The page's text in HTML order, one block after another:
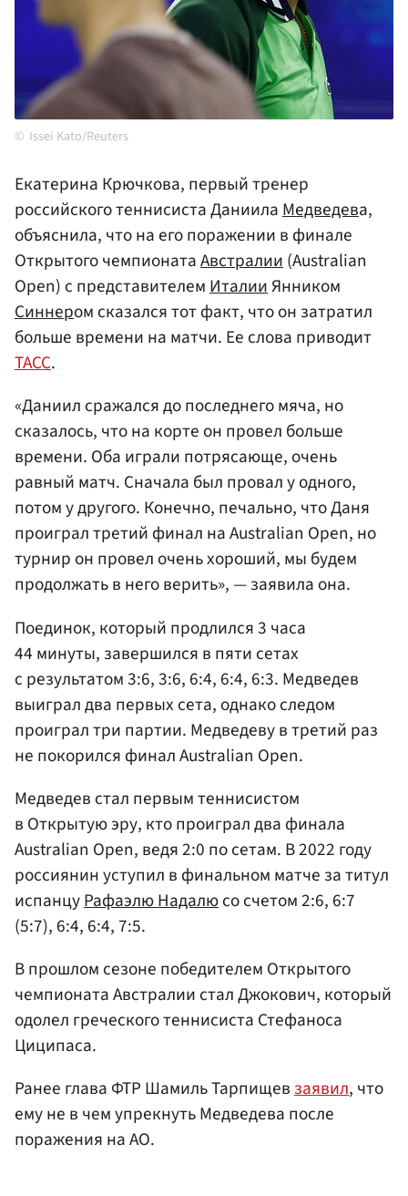
Issei Kato/Reuters
Екатерина Крючкова, первый тренер
российского теннисиста ДаниилаМедведева,
объяснила, что на его поражении в финале
Открытого чемпионатаАвстралии(Australian
Open) с представителемИталииЯнником
Синнером сказался тот факт, что он затратил
больше времени на матчи. Ее слова приводит
ТАСС.
«Даниил сражался до последнего мяча, но
сказалось, что на корте он провел больше
времени. Оба играли потрясающе, очень
равный матч. Сначала был провал у одного,
потом у другого. Конечно, печально, что Даня
проиграл третий финал на Australian Open, но
турнир он провел очень хороший, мы будем
продолжать в него верить», — заявила она.
Поединок, который продлился 3 часа
44 минуты, завершился в пяти сетах
с результатом 3:6, 3:6, 6:4, 6:4, 6:3. Медведев
выиграл два первых сета, однако следом
проиграл три партии. Медведеву в третий раз
не покорился финал Australian Open.
Медведев стал первым теннисистом
в Открытую эру, кто проиграл два финала
Australian Open, ведя 2:0 по сетам. В 2022 году
россиянин уступил в финальном матче за титул
испанцуРафаэлю Надалюсо счетом 2:6, 6:7
(5:7), 6:4, 6:4, 7:5.
В прошлом сезоне победителем Открытого
чемпионата Австралии стал Джокович, который
одолел греческого теннисиста Стефаноса
Циципаса.
Ранее глава ФТР Шамиль Тарпищевзаявил, что
ему не в чем упрекнуть Медведева после
поражения на AO.